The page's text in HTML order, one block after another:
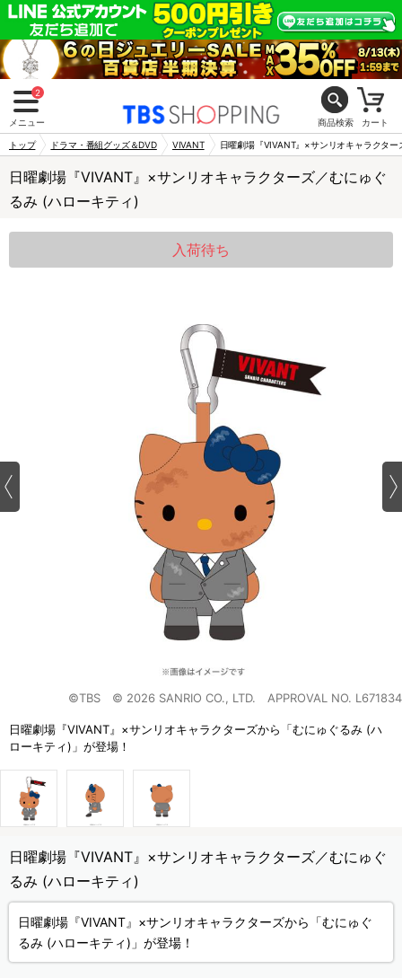
2
メニュー 商品検索 カート
トップ ドラマ・番組グッズ＆DVD VIVANT 日曜劇場『VIVANT』×サンリオキャラクタ
日曜劇場『VIVANT』×サンリオキャラクターズ／むにゅぐ
るみ (ハローキティ)
入荷待ち
©TBS © 2026 SANRIO CO., LTD. APPROVAL NO. L671834
日曜劇場『VIVANT』×サンリオキャラクターズから「むにゅぐるみ (ハ
ローキティ)」が登場！
日曜劇場『VIVANT』×サンリオキャラクターズ／むにゅぐ
るみ (ハローキティ)
日曜劇場『VIVANT』×サンリオキャラクターズから「むにゅぐ
るみ (ハローキティ)」が登場！